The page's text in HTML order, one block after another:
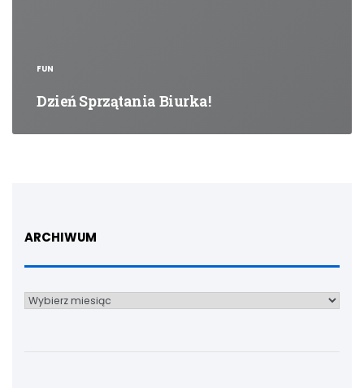
FUN
Dzień Sprzątania Biurka!
ARCHIWUM
Archiwum